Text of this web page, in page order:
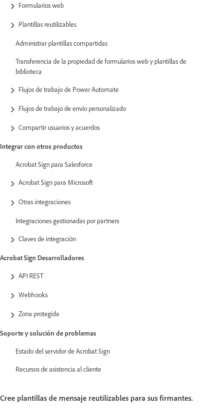
Formularios web
Plantillas reutilizables
Administrar plantillas compartidas
Transferencia de la propiedad de formularios web y plantillas de
biblioteca
Flujos de trabajo de Power Automate
Flujos de trabajo de envío personalizado
Compartir usuarios y acuerdos
Integrar con otros productos
Acrobat Sign para Salesforce
Acrobat Sign para Microsoft
Otras integraciones
Integraciones gestionadas por partners
Claves de integración
Acrobat Sign Desarrolladores
API REST
Webhooks
Zona protegida
Soporte y solución de problemas
Estado del servidor de Acrobat Sign
Recursos de asistencia al cliente
Cree plantillas de mensaje reutilizables para sus firmantes.